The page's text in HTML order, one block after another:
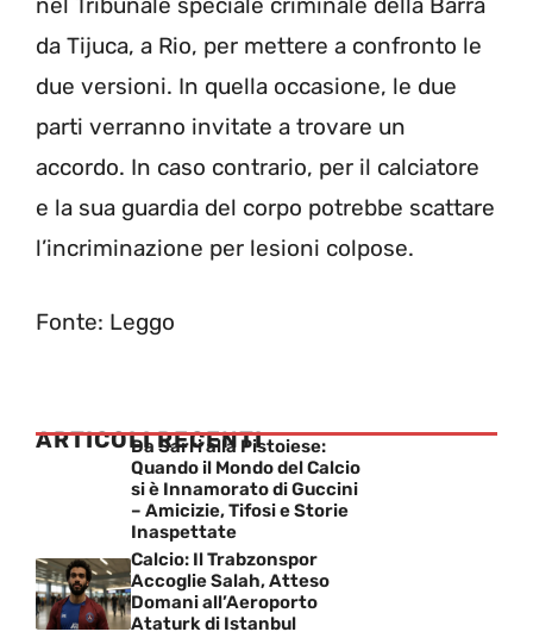
da Tijuca, a Rio, per mettere a confronto le
due versioni. In quella occasione, le due
parti verranno invitate a trovare un
accordo. In caso contrario, per il calciatore
e la sua guardia del corpo potrebbe scattare
l’incriminazione per lesioni colpose.
Fonte: Leggo
ARTICOLI RECENTI
Da Sarri alla Pistoiese:
Quando il Mondo del Calcio
si è Innamorato di Guccini
– Amicizie, Tifosi e Storie
Inaspettate
Calcio: Il Trabzonspor
Accoglie Salah, Atteso
Domani all’Aeroporto
Ataturk di Istanbul